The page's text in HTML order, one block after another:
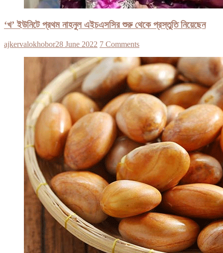
‘খ’ ইউনিটে প্রথম নাহনুল এইচএসসির শুরু থেকে প্রস্তুতি নিয়েছেন
ajkervalokhobor28 June 2022 7 Comments